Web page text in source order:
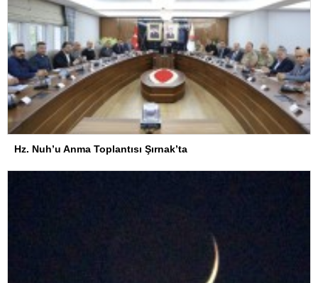
Hz. Nuh’u Anma Toplantısı Şırnak’ta